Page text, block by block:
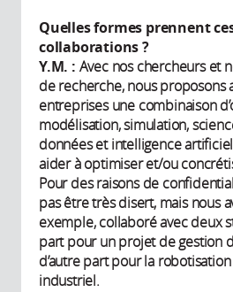
Quelles formes prennent
collaborations ?
Y.M. : Avec nos chercheurs et
de recherche, nous proposons
entreprises une combinaison
modélisation, simulation,
données et intelligence
aider à optimiser et/ou
Pour des raisons de
pas être très disert, mais nous
exemple, collaboré avec deux
part pour un projet de gestion
d’autre part pour la
industriel.